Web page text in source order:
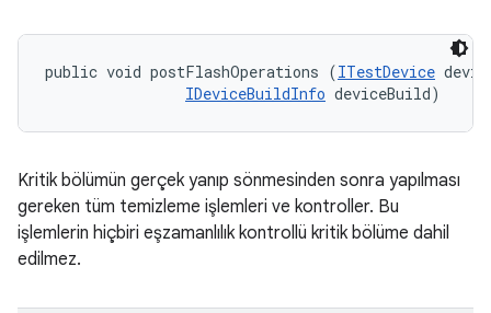
public void postFlashOperations (ITestDevice
IDeviceBuildInfo deviceBuild)
Kritik bölümün gerçek yanıp sönmesinden sonra yapılması
gereken tüm temizleme işlemleri ve kontroller. Bu
işlemlerin hiçbiri eşzamanlılık kontrollü kritik bölüme dahil
edilmez.